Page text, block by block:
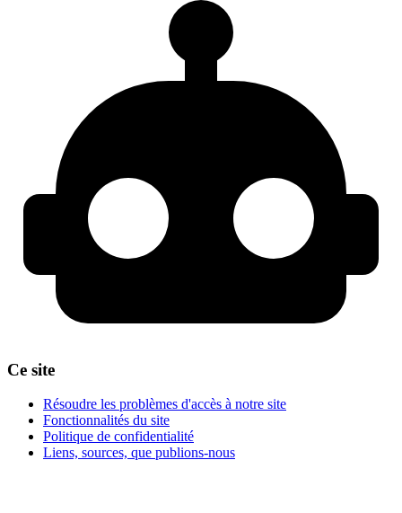
Ce site
Résoudre les problèmes d'accès à notre site
Fonctionnalités du site
Politique de confidentialité
Liens, sources, que publions-nous